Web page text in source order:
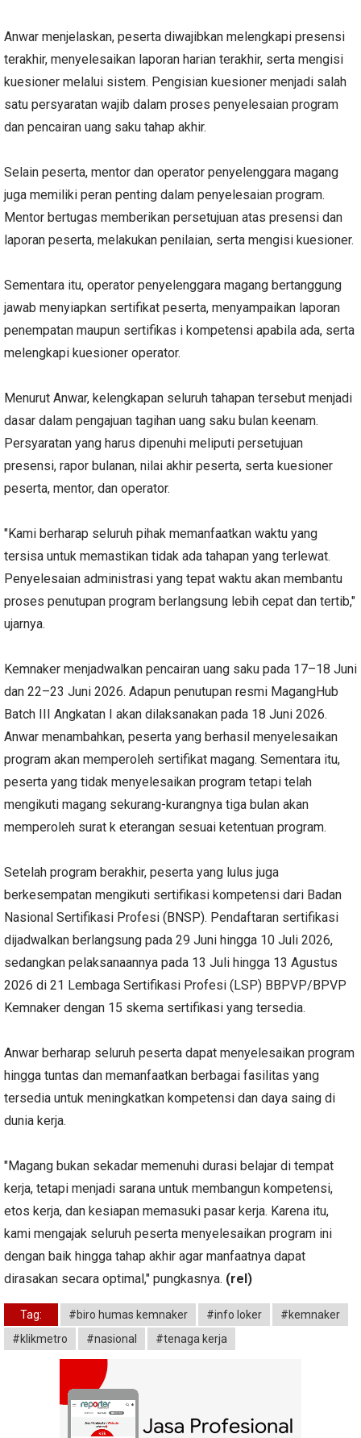
Anwar menjelaskan, peserta diwajibkan melengkapi presensi
terakhir, menyelesaikan laporan harian terakhir, serta mengisi
kuesioner melalui sistem. Pengisian kuesioner menjadi salah
satu persyaratan wajib dalam proses penyelesaian program
dan pencairan uang saku tahap akhir.
Selain peserta, mentor dan operator penyelenggara magang
juga memiliki peran penting dalam penyelesaian program.
Mentor bertugas memberikan persetujuan atas presensi dan
laporan peserta, melakukan penilaian, serta mengisi kuesioner.
Sementara itu, operator penyelenggara magang bertanggung
jawab menyiapkan sertifikat peserta, menyampaikan laporan
penempatan maupun sertifikas i kompetensi apabila ada, serta
melengkapi kuesioner operator.
Menurut Anwar, kelengkapan seluruh tahapan tersebut menjadi
dasar dalam pengajuan tagihan uang saku bulan keenam.
Persyaratan yang harus dipenuhi meliputi persetujuan
presensi, rapor bulanan, nilai akhir peserta, serta kuesioner
peserta, mentor, dan operator.
"Kami berharap seluruh pihak memanfaatkan waktu yang
tersisa untuk memastikan tidak ada tahapan yang terlewat.
Penyelesaian administrasi yang tepat waktu akan membantu
proses penutupan program berlangsung lebih cepat dan tertib,"
ujarnya.
Kemnaker menjadwalkan pencairan uang saku pada 17–18 Juni
dan 22–23 Juni 2026. Adapun penutupan resmi MagangHub
Batch III Angkatan I akan dilaksanakan pada 18 Juni 2026.
Anwar menambahkan, peserta yang berhasil menyelesaikan
program akan memperoleh sertifikat magang. Sementara itu,
peserta yang tidak menyelesaikan program tetapi telah
mengikuti magang sekurang-kurangnya tiga bulan akan
memperoleh surat k eterangan sesuai ketentuan program.
Setelah program berakhir, peserta yang lulus juga
berkesempatan mengikuti sertifikasi kompetensi dari Badan
Nasional Sertifikasi Profesi (BNSP). Pendaftaran sertifikasi
dijadwalkan berlangsung pada 29 Juni hingga 10 Juli 2026,
sedangkan pelaksanaannya pada 13 Juli hingga 13 Agustus
2026 di 21 Lembaga Sertifikasi Profesi (LSP) BBPVP/BPVP
Kemnaker dengan 15 skema sertifikasi yang tersedia.
Anwar berharap seluruh peserta dapat menyelesaikan program
hingga tuntas dan memanfaatkan berbagai fasilitas yang
tersedia untuk meningkatkan kompetensi dan daya saing di
dunia kerja.
"Magang bukan sekadar memenuhi durasi belajar di tempat
kerja, tetapi menjadi sarana untuk membangun kompetensi,
etos kerja, dan kesiapan memasuki pasar kerja. Karena itu,
kami mengajak seluruh peserta menyelesaikan program ini
dengan baik hingga tahap akhir agar manfaatnya dapat
dirasakan secara optimal," pungkasnya. (rel)
Tag: #biro humas kemnaker #info loker
#kemnaker
#klikmetro
#nasional #tenaga kerja